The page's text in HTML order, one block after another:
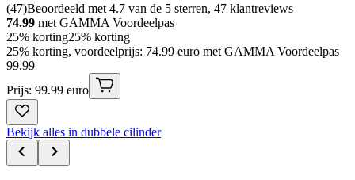
(47)Beoordeeld met 4.7 van de 5 sterren, 47 klantreviews
74.99 met GAMMA Voordeelpas
25% korting25% korting
25% korting, voordeelprijs: 74.99 euro met GAMMA Voordeelpas
99.99
Prijs: 99.99 euro
Bekijk alles in dubbele cilinder